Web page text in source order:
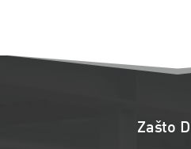
Zašto